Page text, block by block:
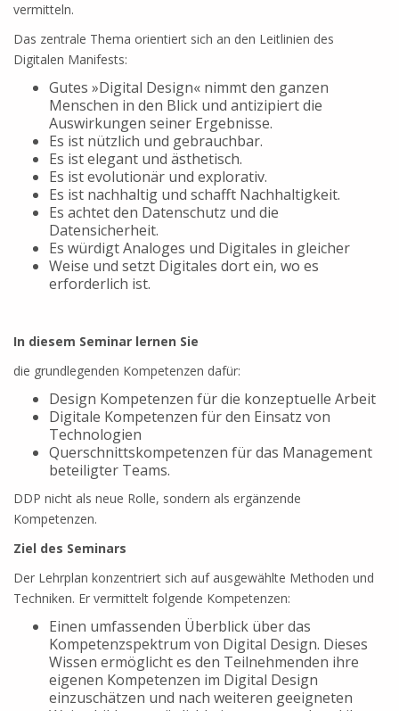
vermitteln.
Das zentrale Thema orientiert sich an den Leitlinien des
Digitalen Manifests:
Gutes »Digital Design« nimmt den ganzen
Menschen in den Blick und antizipiert die
Auswirkungen seiner Ergebnisse.
Es ist nützlich und gebrauchbar.
Es ist elegant und ästhetisch.
Es ist evolutionär und explorativ.
Es ist nachhaltig und schafft Nachhaltigkeit.
Es achtet den Datenschutz und die
Datensicherheit.
Es würdigt Analoges und Digitales in gleicher
Weise und setzt Digitales dort ein, wo es
erforderlich ist.
In diesem Seminar lernen Sie
die grundlegenden Kompetenzen dafür:
Design Kompetenzen für die konzeptuelle Arbeit
Digitale Kompetenzen für den Einsatz von
Technologien
Querschnittskompetenzen für das Management
beteiligter Teams.
DDP nicht als neue Rolle, sondern als ergänzende
Kompetenzen.
Ziel des Seminars
Der Lehrplan konzentriert sich auf ausgewählte Methoden und
Techniken. Er vermittelt folgende Kompetenzen:
Einen umfassenden Überblick über das
Kompetenzspektrum von Digital Design. Dieses
Wissen ermöglicht es den Teilnehmenden ihre
eigenen Kompetenzen im Digital Design
einzuschätzen und nach weiteren geeigneten